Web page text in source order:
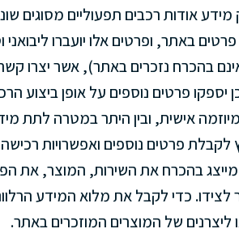
אודות רכבים תפעוליים מסוגים
באתר, ופרטים אלו יועברו ליבואני
בהכרח נזכרים באתר), אשר יצרו
יספקו פרטים נוספים על אופן ביצוע
אישית, ובין היתר במטרה לתת
לקבלת פרטים נוספים ואפשרויות
מייצג בהכרח את השירות, המוצר, את
לצידו. כדי לקבל את מלוא המידע
ליצרנים של המוצרים המוזכרים באתר.